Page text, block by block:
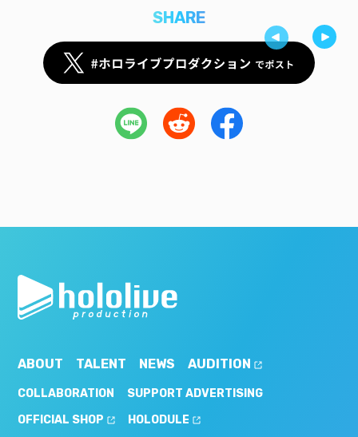
SHARE
ABOUT TALENT NEWS AUDITION
COLLABORATION
SUPPORT ADVERTISING
OFFICIAL SHOP
HOLODULE